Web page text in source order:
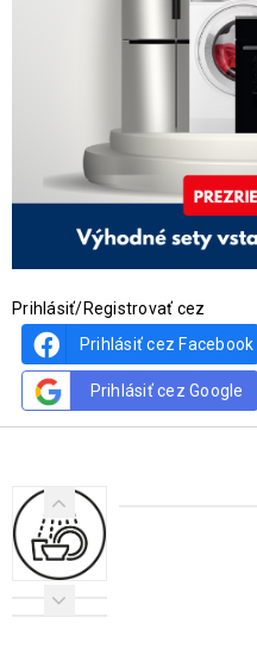
Prihlásiť/Registrovať cez
Prihlásiť cez Facebook
Prihlásiť cez Google